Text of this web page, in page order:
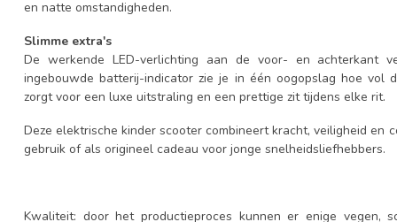
en natte omstandigheden.
Slimme extra's
De werkende LED-verlichting aan de voor- en achterkant
ingebouwde batterij-indicator zie je in één oogopslag hoe vol
zorgt voor een luxe uitstraling en een prettige zit tijdens elke rit.
Deze elektrische kinder scooter combineert kracht, veiligheid en
gebruik of als origineel cadeau voor jonge snelheidsliefhebbers.
Kwaliteit: door het productieproces kunnen er enige vegen,